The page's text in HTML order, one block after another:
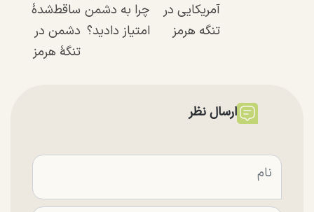
آمریکایی در
تنگه هرمز
چرا به دشمن
امتیاز دادید؟
ساقط‌شدهٔ
دشمن در
تنگهٔ هرمز
ارسال نظر